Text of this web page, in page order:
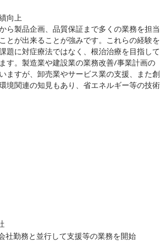
向上
ら製品企画、品質保証まで多くの業務を担当
とが出来ることが強みです。これらの経験を
題に対症療法ではなく、根治治療を目指して
す。製造業や建設業の業務改善/事業計画の
ますが、卸売業やサービス業の支援、また創
境関連の知見もあり、省エネルギー等の技術
社勤務と並行して支援等の業務を開始